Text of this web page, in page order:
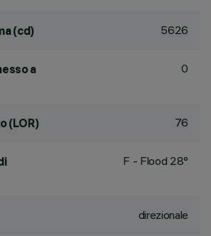
(cd) 5626
a
0
(LOR) 76
F - Flood 28°
direzionale